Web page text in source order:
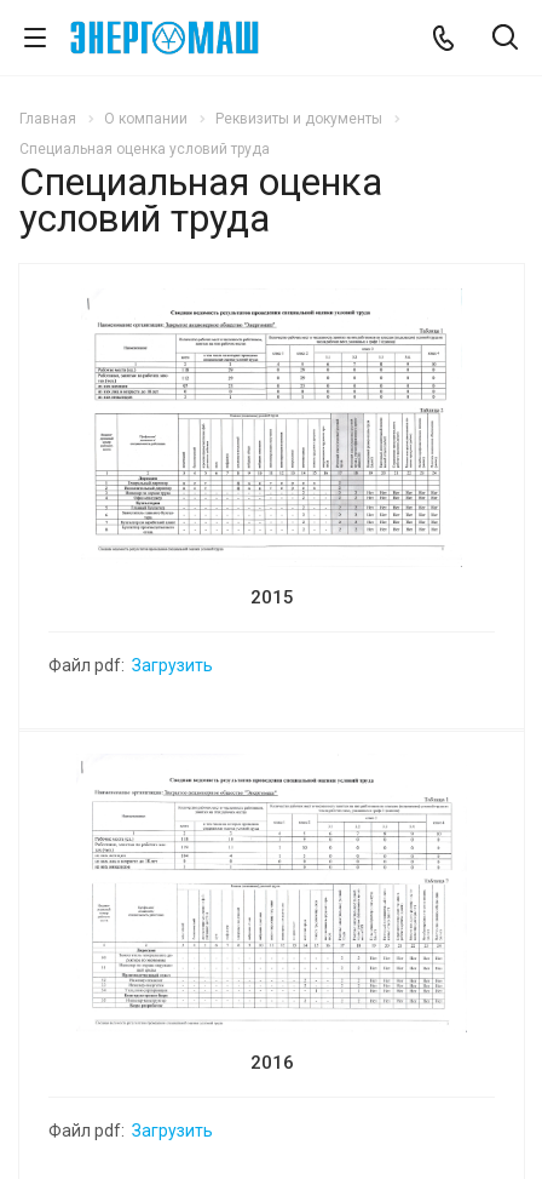
Главная О компании
Реквизиты и документы
Специальная оценка условий труда
Специальная оценка
условий труда
2015
Файл pdf: Загрузить
2016
Файл pdf: Загрузить